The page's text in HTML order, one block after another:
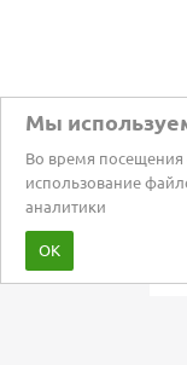
Мы
Во время посещения
использование
аналитики
ОК